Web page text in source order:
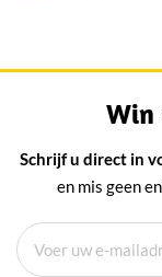
Win
Schrijf u direct in
en mis geen